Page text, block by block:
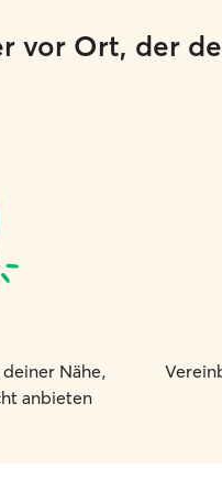
vor Ort, der
Nähe,
anbieten